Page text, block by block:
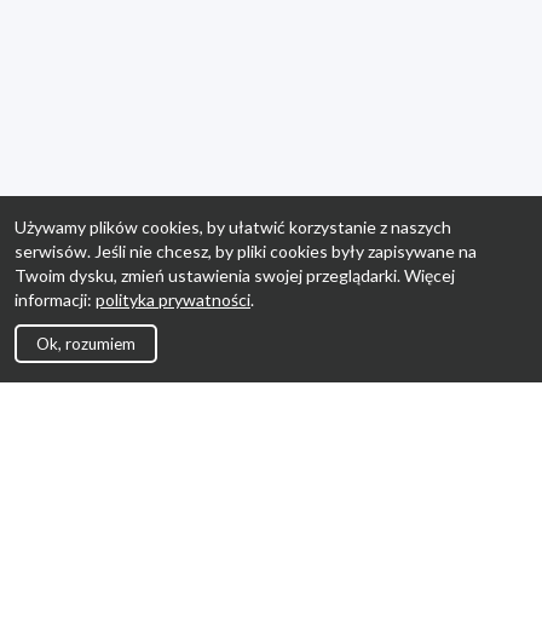
Używamy plików cookies, by ułatwić korzystanie z naszych
serwisów. Jeśli nie chcesz, by pliki cookies były zapisywane na
Twoim dysku, zmień ustawienia swojej przeglądarki. Więcej
informacji: polityka prywatności.
Ok, rozumiem